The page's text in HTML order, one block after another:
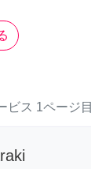
ビス 1ページ目